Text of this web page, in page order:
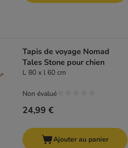
Tapis de voyage Nomad
Tales Stone pour chien
L 80 x l 60 cm
24,99 €
Non évalué
Ajouter au panier